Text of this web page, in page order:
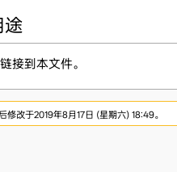
途
接到本文件。
修改于2019年8月17日 (星期六) 18:49。